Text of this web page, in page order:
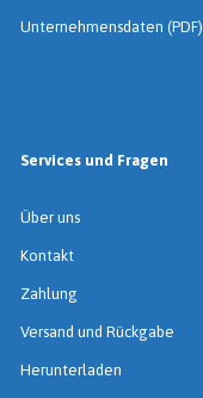
Unternehmensdaten (PDF)
Services und Fragen
Über uns
Kontakt
Zahlung
Versand und Rückgabe
Herunterladen